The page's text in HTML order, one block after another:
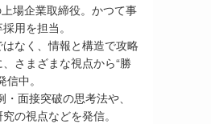
場企業取締役。かつて事
用を担当。
はなく、情報と構造で攻略
さまざまな視点から“勝
中。
面接突破の思考法や、
の視点などを発信。